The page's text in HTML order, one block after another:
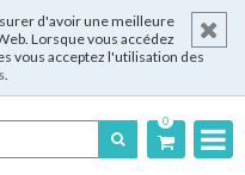
d'avoir une meilleure
Lorsque vous accédez
vous acceptez l'utilisation des
.
0